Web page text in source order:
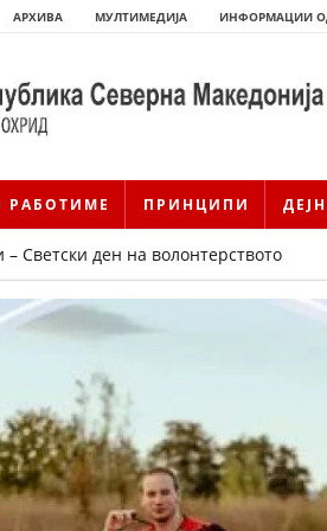
АРХИВА МУЛТИМЕДИЈА ИНФОРМАЦИИ
РАБОТИМЕ ПРИНЦИПИ
– Светски ден на волонтерството